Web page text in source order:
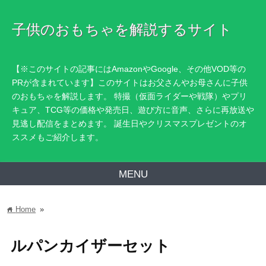
子供のおもちゃを解説するサイト
【※このサイトの記事にはAmazonやGoogle、その他VOD等の
PRが含まれています】このサイトはお父さんやお母さんに子供
のおもちゃを解説します。 特撮（仮面ライダーや戦隊）やプリ
キュア、TCG等の価格や発売日、遊び方に音声、さらに再放送や
見逃し配信をまとめます。 誕生日やクリスマスプレゼントのオ
ススメもご紹介します。
MENU
home Home »
ルパンカイザーセット